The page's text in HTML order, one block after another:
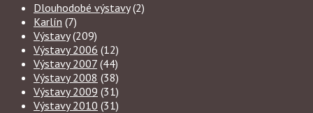
Dlouhodobé výstavy(2)
Karlín (7)
Výstavy(209)
Výstavy 2006 (12)
Výstavy 2007 (44)
Výstavy 2008 (38)
Výstavy 2009 (31)
Výstavy 2010 (31)